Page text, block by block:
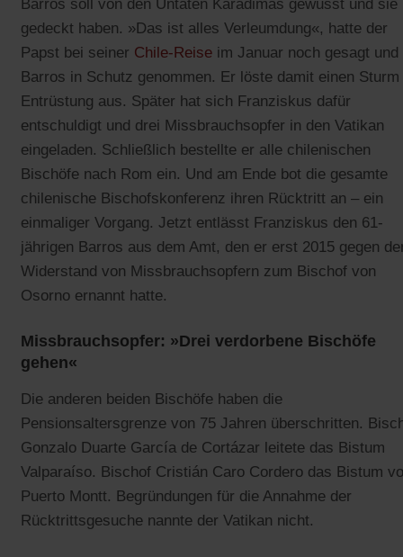
Barros soll von den Untaten Karadimas gewusst und sie
gedeckt haben. »Das ist alles Verleumdung«, hatte der
Papst bei seiner Chile-Reise im Januar noch gesagt und
Barros in Schutz genommen. Er löste damit einen Sturm
Entrüstung aus. Später hat sich Franziskus dafür
entschuldigt und drei Missbrauchsopfer in den Vatikan
eingeladen. Schließlich bestellte er alle chilenischen
Bischöfe nach Rom ein. Und am Ende bot die gesamte
chilenische Bischofskonferenz ihren Rücktritt an – ein
einmaliger Vorgang. Jetzt entlässt Franziskus den 61-
jährigen Barros aus dem Amt, den er erst 2015 gegen
Widerstand von Missbrauchsopfern zum Bischof von
Osorno ernannt hatte.
Missbrauchsopfer: »Drei verdorbene Bischöfe
gehen«
Die anderen beiden Bischöfe haben die
Pensionsaltersgrenze von 75 Jahren überschritten.
Gonzalo Duarte García de Cortázar leitete das Bistum
Valparaíso. Bischof Cristián Caro Cordero das Bistum
Puerto Montt. Begründungen für die Annahme der
Rücktrittsgesuche nannte der Vatikan nicht.